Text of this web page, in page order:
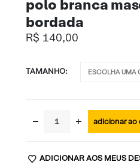
polo branca
bordada
R$ 140,00
TAMANHO
adicionar ao
ADICIONAR AOS MEUS